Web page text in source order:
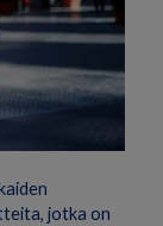
jotka on